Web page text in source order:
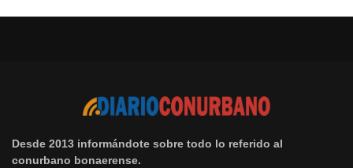
Desde 2013 informándote sobre todo lo referido al
conurbano bonaerense.